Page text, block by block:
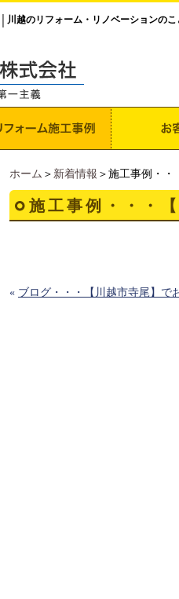
川越のリフォーム・リノベーションの
ホーム ＞ 新着情報 ＞施工事例・
施工事例・・・
« ブログ・・・【川越市寺尾】で